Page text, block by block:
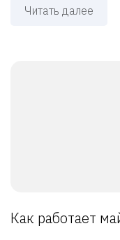
Читать далее
Как работает